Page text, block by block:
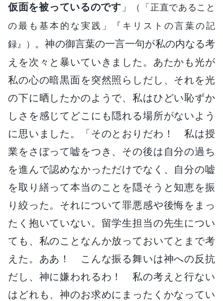
仮面を被っているのです 」
（「正直であること
の最も基本的な実践」『キリストの言葉の記
録』） 。神の御言葉の一言一句が私の内なる考
えを次々と暴いていきました。あたかも光が
私の心の暗黒面を突然照らしだし、それを光
の下に晒したかのようで、私はひどい恥ずか
しさを感じてどこにも隠れる場所がないよう
に思いました。「そのとおりだわ！ 私は授
業をさぼって嘘をつき、その後は自分の過ち
を進んで認めなかっただけでなく、自分の嘘
を取り繕って本当のことを隠そうと知恵を振
り絞った。それについて罪悪感や後悔をまっ
たく抱いていない。留学生担当の先生につい
ても、私のことなんか放っておいてとまで考
えた。ああ！ こんな振る舞いは神への反抗
だし、神に嫌われるわ！ 私の考えと行ない
はどれも、神のお求めにまったくかなってい